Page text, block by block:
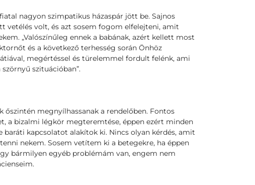
nagyon szimpatikus házaspár jött be. Sajnos
vetélés volt, és azt sosem fogom elfelejteni, amit
„Valószínűleg ennek a babának, azért kellett most
és a következő terhesség során Önhöz
megértéssel és türelemmel fordult felénk, ami
szituációban”.
őszintén megnyílhassanak a rendelőben. Fontos
a bizalmi légkör megteremtése, éppen ezért minden
kapcsolatot alakítok ki. Nincs olyan kérdés, amit
nekem. Sosem vetítem ki a betegekre, ha éppen
bármilyen egyéb problémám van, engem nem